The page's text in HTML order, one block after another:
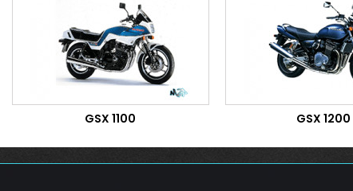
GSX 1100 GSX 1200